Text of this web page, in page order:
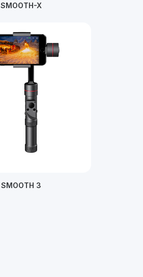
SMOOTH-X
SMOOTH 3